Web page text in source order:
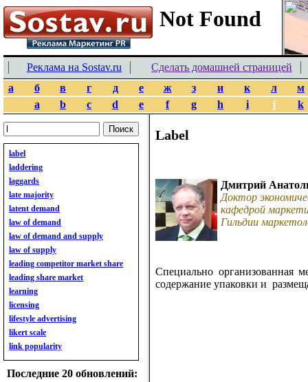
Реклама на Sostav.ru
Сделать домашней страницей
а
б в г д е ж з и к л
м
a
b c d e f g h i j k
label
laddering
laggards
late majority
latent demand
law of demand
law of demand and supply
law of supply
leading competitor market share
leading share market
learning
licensing
lifestyle advertising
likert scale
link popularity
llifestyle
lobbying
Последние 20 обновлений:
Label
Дмитрий
Доктор
кафедрой
Гильдии
Специально организованная
содержание упаковки и